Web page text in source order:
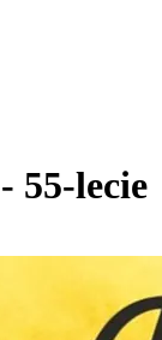
55-lecie